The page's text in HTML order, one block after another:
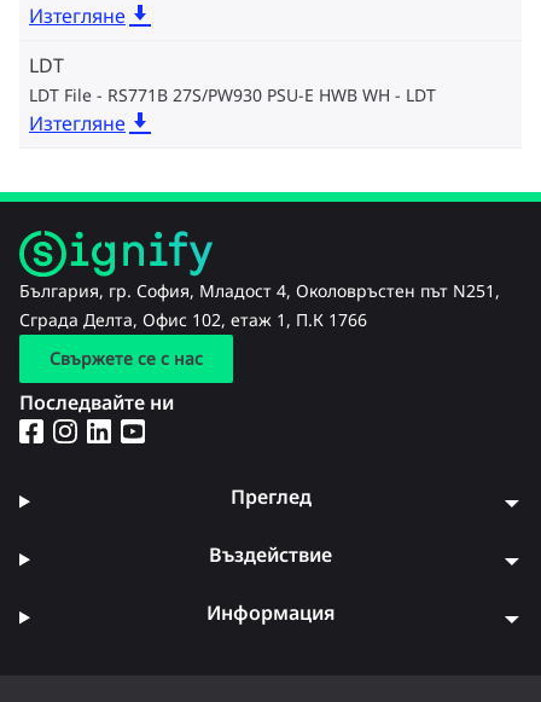
Изтегляне
LDT
LDT File - RS771B 27S/PW930 PSU-E HWB WH LDT
Изтегляне
България, гр. София, Младост 4, Околовръстен път N251,
Сграда Делта, Офис 102, етаж 1, П.К 1766
Свържете се с нас
Последвайте ни
Преглед
Въздействие
Информация